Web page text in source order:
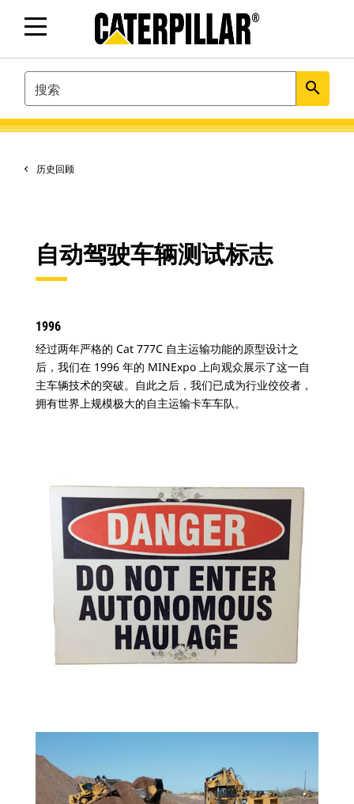
SEARCH search
历史回顾
自动驾驶车辆测试标志
1996
经过两年严格的 Cat 777C 自主运输功能的原型设计之
后，我们在 1996 年的 MINExpo 上向观众展示了这一自
主车辆技术的突破。自此之后，我们已成为行业佼佼者，
拥有世界上规模极大的自主运输卡车车队。